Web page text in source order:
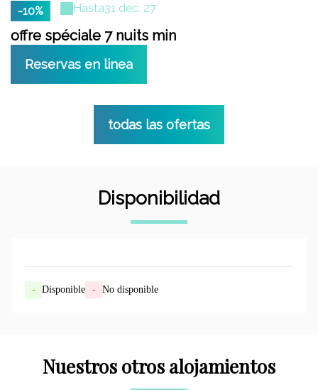
-10% Hasta31 déc. 27
offre spéciale 7 nuits min
Reservas en linea
todas las ofertas
Disponibilidad
- Disponible - No disponible
Nuestros otros alojamientos